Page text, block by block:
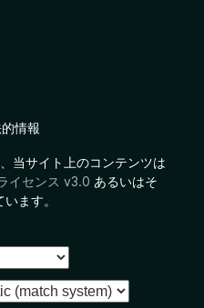
情報
当サイト上のコンテンツは
イセンス v3.0 あるいはそ
ます。